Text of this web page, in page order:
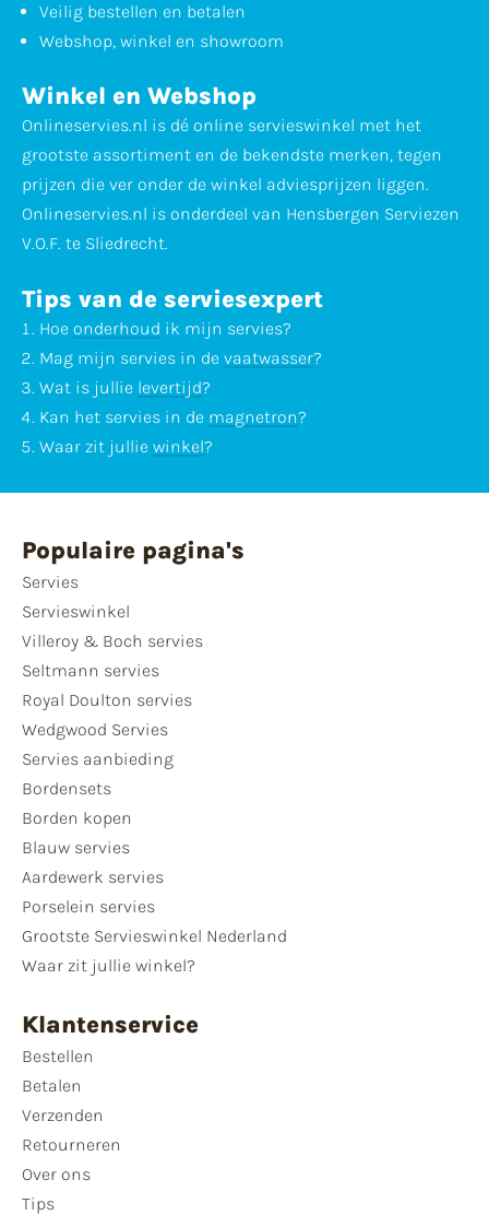
Veilig bestellen en betalen
Webshop, winkel en showroom
Winkel en Webshop
Onlineservies.nl is dé online servieswinkel met het
grootste assortiment en de bekendste merken, tegen
prijzen die ver onder de winkel adviesprijzen liggen.
Onlineservies.nl is onderdeel van Hensbergen Serviezen
V.O.F. te Sliedrecht.
Tips van de serviesexpert
Hoe onderhoud ik mijn servies?
Mag mijn servies in de vaatwasser?
Wat is jullie levertijd?
Kan het servies in de magnetron?
Waar zit jullie winkel?
Populaire pagina's
Servies
Servieswinkel
Villeroy & Boch servies
Seltmann servies
Royal Doulton servies
Wedgwood Servies
Servies aanbieding
Bordensets
Borden kopen
Blauw servies
Aardewerk servies
Porselein servies
Grootste Servieswinkel Nederland
Waar zit jullie winkel?
Klantenservice
Bestellen
Betalen
Verzenden
Retourneren
Over ons
Tips